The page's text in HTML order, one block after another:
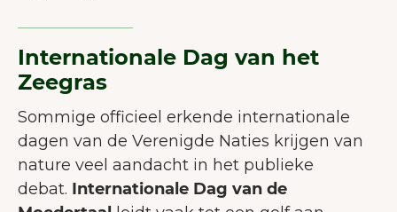
Internationale Dag van het
Zeegras
Sommige officieel erkende internationale
dagen van de Verenigde Naties krijgen van
nature veel aandacht in het publieke
debat. Internationale Dag van de